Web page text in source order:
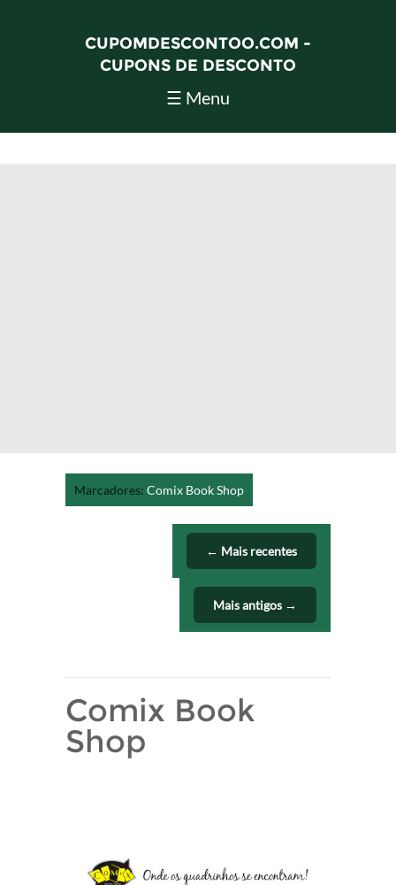
CUPOMDESCONTOO.COM -
CUPONS DE DESCONTO
☰ Menu
Marcadores: Comix Book Shop
← Mais recentes
Mais antigos →
Comix Book
Shop